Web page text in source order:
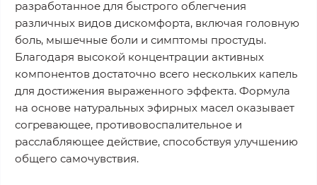
разработанное для быстрого облегчения
различных видов дискомфорта, включая головную
боль, мышечные боли и симптомы простуды.
Благодаря высокой концентрации активных
компонентов достаточно всего нескольких капель
для достижения выраженного эффекта. Формула
на основе натуральных эфирных масел оказывает
согревающее, противовоспалительное и
расслабляющее действие, способствуя улучшению
общего самочувствия.